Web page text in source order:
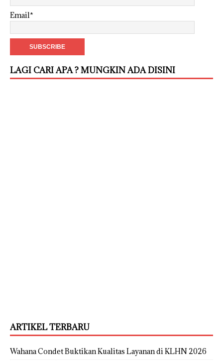
Email*
LAGI CARI APA ? MUNGKIN ADA DISINI
ARTIKEL TERBARU
Wahana Condet Buktikan Kualitas Layanan di KLHN 2026